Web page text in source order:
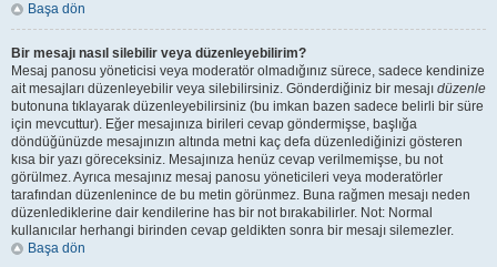
Başa dön
Bir mesajı nasıl silebilir veya düzenleyebilirim?
Mesaj panosu yöneticisi veya moderatör olmadığınız sürece, sadece kendinize
ait mesajları düzenleyebilir veya silebilirsiniz. Gönderdiğiniz bir mesajı düzenle
butonuna tıklayarak düzenleyebilirsiniz (bu imkan bazen sadece belirli bir süre
için mevcuttur). Eğer mesajınıza birileri cevap göndermişse, başlığa
döndüğünüzde mesajınızın altında metni kaç defa düzenlediğinizi gösteren
kısa bir yazı göreceksiniz. Mesajınıza henüz cevap verilmemişse, bu not
görülmez. Ayrıca mesajınız mesaj panosu yöneticileri veya moderatörler
tarafından düzenlenince de bu metin görünmez. Buna rağmen mesajı neden
düzenlediklerine dair kendilerine has bir not bırakabilirler. Not: Normal
kullanıcılar herhangi birinden cevap geldikten sonra bir mesajı silemezler.
Başa dön